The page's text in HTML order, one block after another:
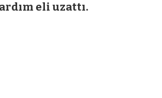
eli uzattı.